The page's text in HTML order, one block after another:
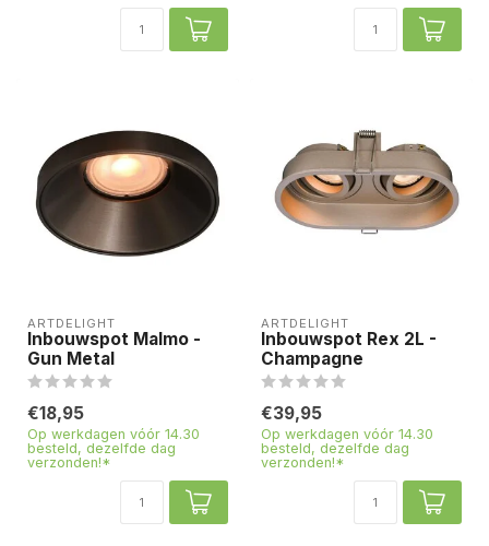
ARTDELIGHT
Inbouwspot Malmo -
Gun Metal
€18,95
Op werkdagen vóór 14.30
besteld, dezelfde dag
verzonden!*
ARTDELIGHT
Inbouwspot Rex 2L -
Champagne
€39,95
Op werkdagen vóór 14.30
besteld, dezelfde dag
verzonden!*